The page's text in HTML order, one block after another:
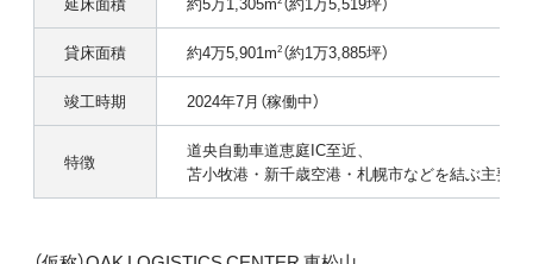
貸床面積 約4万5,901m2（約1万3,885坪）
竣工時期 2024年7月（稼働中）
特徴
道央自動車道恵庭IC至近、
苫小牧港・新千歳空港・札幌市などを結ぶ主要配